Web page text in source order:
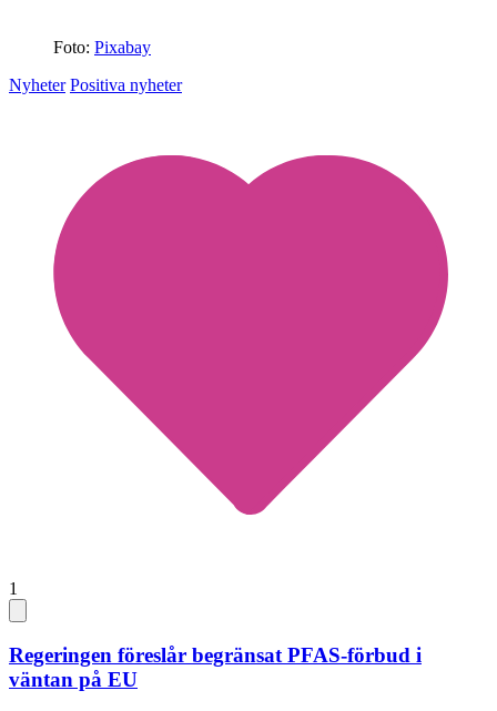
Foto: Pixabay
Nyheter Positiva nyheter
1
Regeringen föreslår begränsat PFAS-förbud i
väntan på EU